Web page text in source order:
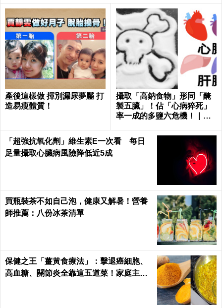
產後這樣做 揮別漏尿夢靨 打
造易瘦體質！
攝取「高鈉食物」形同「醃
製五臟」！佔「心病猝死」
率一成的多鹽六危機！｜每
「超強抗氧化劑」維生素E一次看 每日
足量攝取心臟病風險降低近5成
買瓶裝茶不如自己泡，健康又解暑！營養
師推薦：八份冰茶清單
保健之王「薑黃食療法」：擊退癌細胞、
高血糖、關節炎全靠這五道菜！家庭主婦